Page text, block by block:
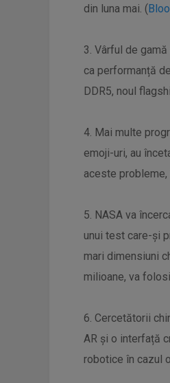
din luna mai. (
3. Vârful de
ca performanță
DDR5, noul
4. Mai multe
emoji-uri, au
aceste
5. NASA va
unui test care-și
mari dimensiuni
milioane, va
6. Cercetătorii
AR și o interfață
robotice în cazul